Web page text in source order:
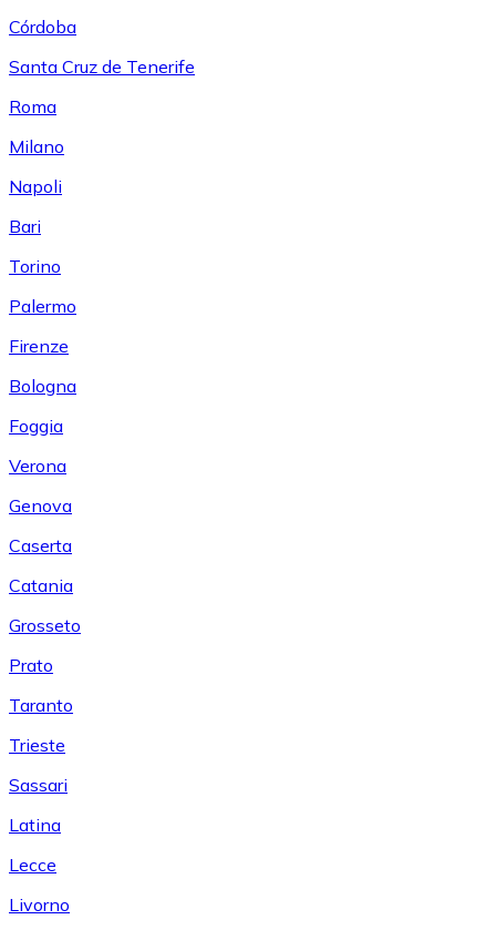
Córdoba
Santa Cruz de Tenerife
Roma
Milano
Napoli
Bari
Torino
Palermo
Firenze
Bologna
Foggia
Verona
Genova
Caserta
Catania
Grosseto
Prato
Taranto
Trieste
Sassari
Latina
Lecce
Livorno